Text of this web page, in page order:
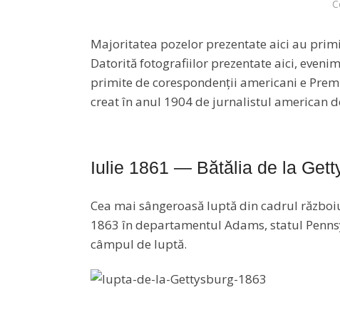
Majoritatea pozelor prezentate aici au
Datorită fotografiilor prezentate aici,
primite de corespondenții americani e
creat în anul 1904 de jurnalistul american
Iulie 1861 — Bătălia de la
Cea mai sângeroasă luptă din cadrul
1863 în departamentul Adams, statul
câmpul de luptă.